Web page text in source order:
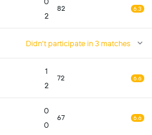
2
82 6.3
Didn't participate in 3 matches
1
2
72 6.6
0
0
67 6.6